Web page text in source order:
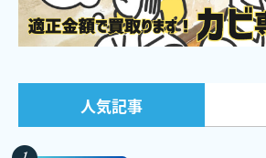
人気記事